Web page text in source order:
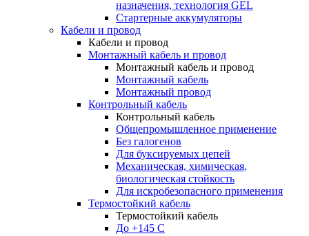
назначения, технология GEL
Стартерные аккумуляторы
Кабели и провод
Кабели и провод
Монтажный кабель и провод
Монтажный кабель и провод
Монтажный кабель
Монтажный провод
Контрольный кабель
Контрольный кабель
Общепромышленное применение
Без галогенов
Для буксируемых цепей
Механическая, химическая,
биологическая стойкость
Для искробезопасного применения
Термостойкий кабель
Термостойкий кабель
До +145 С